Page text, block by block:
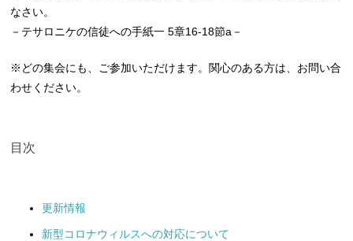
なさい。
－テサロニケの信徒への手紙一 5章16-18節a－
※どの集会にも、ご参加いただけます。関心のある方は、お問い合
わせください。
目次
更新情報
新型コロナウィルスへの対応について